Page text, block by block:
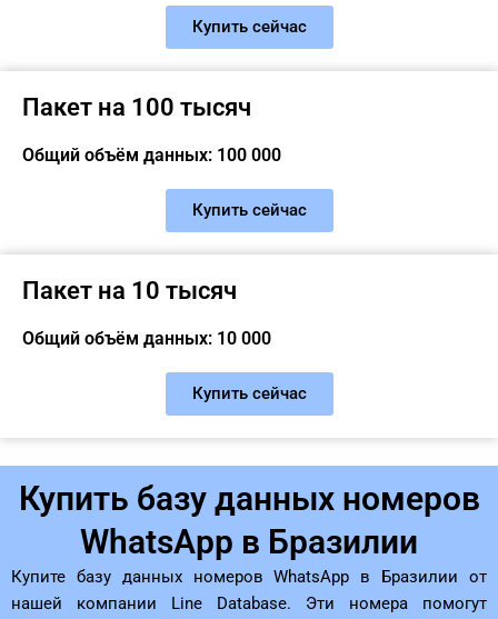
Купить сейчас
Пакет на 100 тысяч
Общий объём данных: 100 000
Купить сейчас
Пакет на 10 тысяч
Общий объём данных: 10 000
Купить сейчас
Купить базу данных номеров
WhatsApp в Бразилии
Купите базу данных номеров WhatsApp в Бразилии от
нашей компании Line Database. Эти номера помогут